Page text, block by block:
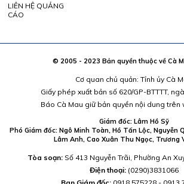
LIÊN HỆ QUẢNG
CÁO
© 2005 - 2023 Bản quyền thuộc về Cà
Cơ quan chủ quản: Tỉnh ủy Cà
Giấy phép xuất bản số 620/GP-BTTTT,
Báo Cà Mau giữ bản quyền nội dung trên
Giám đốc: Lâm Hồ Sỹ
Phó Giám đốc: Ngô Minh Toàn, Hồ Tấn Lộc, Nguyễn
Lâm Anh, Cao Xuân Thu Ngọc, Trương
Tòa soạn:Số 413 Nguyễn Trãi, Phường An
Điện thoại: (0290)3831066